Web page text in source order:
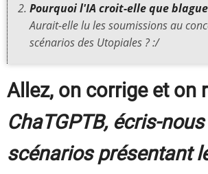
Pourquoi l'IA croit-elle que
Aurait-elle lu les soumissions au
scénarios des Utopiales ? :/
Allez, on corrige et on
ChaTGPTB, écris-
scénarios présentant